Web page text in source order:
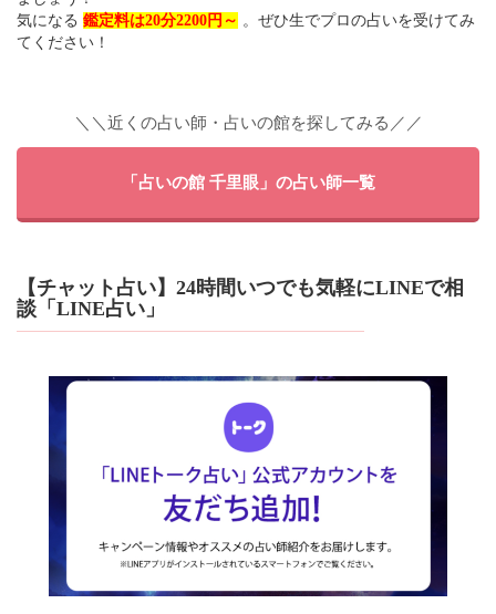
気になる 鑑定料は20分2200円～ 。ぜひ生でプロの占いを受けてみ
てください！
＼＼近くの占い師・占いの館を探してみる／／
「占いの館 千里眼」の占い師一覧
【チャット占い】24時間いつでも気軽にLINEで相
談「LINE占い」